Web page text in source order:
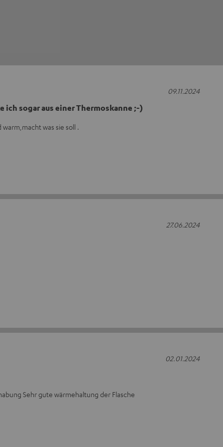
ich sogar aus einer Thermoskanne ;-)
was sie soll .
09.11.2024
27.06.2024
Sehr gute wärmehaltung der Flasche
02.01.2024